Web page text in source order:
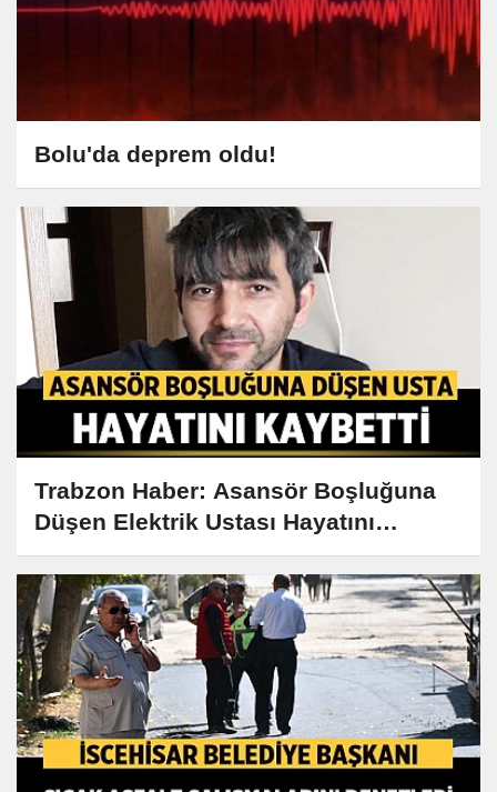
Bolu'da deprem oldu!
Trabzon Haber: Asansör Boşluğuna
Düşen Elektrik Ustası Hayatını
Kaybetti